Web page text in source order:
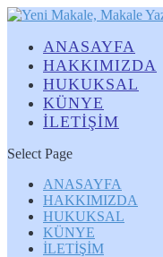
ANASAYFA
HAKKIMIZDA
HUKUKSAL
KÜNYE
İLETİŞİM
Select Page
ANASAYFA
HAKKIMIZDA
HUKUKSAL
KÜNYE
İLETİŞİM